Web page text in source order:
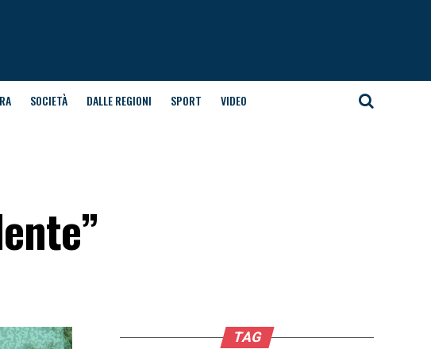
SOCIETÀ DALLE REGIONI SPORT VIDEO
TAG